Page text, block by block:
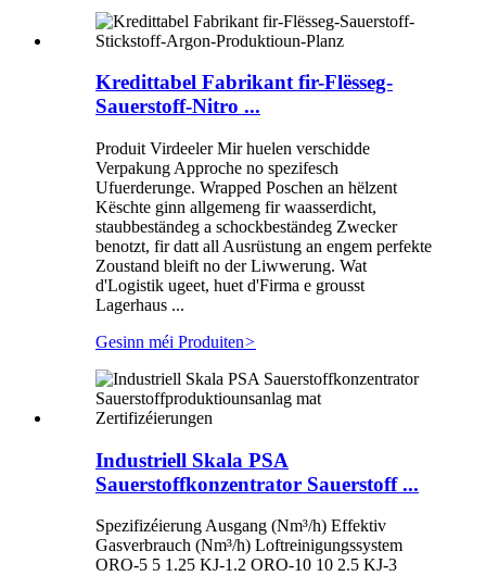
Kredittabel Fabrikant fir-Flësseg-
Sauerstoff-Nitro ...
Produit Virdeeler Mir huelen verschidde
Verpakung Approche no spezifesch
Ufuerderunge. Wrapped Poschen an hëlzent
Këschte ginn allgemeng fir waasserdicht,
staubbeständeg a schockbeständeg Zwecker
benotzt, fir datt all Ausrüstung an engem perfekte
Zoustand bleift no der Liwwerung. Wat
d'Logistik ugeet, huet d'Firma e grousst
Lagerhaus ...
Gesinn méi Produiten>
Industriell Skala PSA
Sauerstoffkonzentrator Sauerstoff ...
Spezifizéierung Ausgang (Nm³/h) Effektiv
Gasverbrauch (Nm³/h) Loftreinigungssystem
ORO-5 5 1.25 KJ-1.2 ORO-10 10 2.5 KJ-3